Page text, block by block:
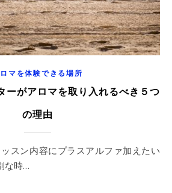
マを体験できる場所
ーがアロマを取り入れるべき５つ
の理由
な時…